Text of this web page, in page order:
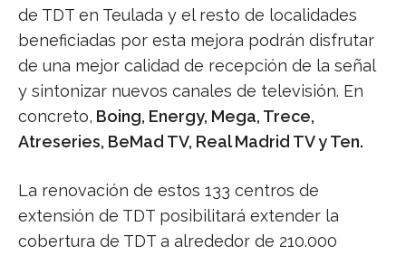
de TDT en Teulada y el resto de localidades
beneficiadas por esta mejora podrán disfrutar
de una mejor calidad de recepción de la señal
y sintonizar nuevos canales de televisión. En
concreto, Boing, Energy, Mega, Trece,
Atreseries, BeMad TV, Real Madrid TV y Ten.
La renovación de estos 133 centros de
extensión de TDT posibilitará extender la
cobertura de TDT a alrededor de 210.000